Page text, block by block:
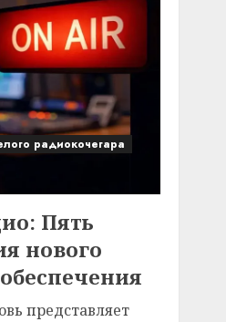
радиокочегара
Пять
нового
представляет